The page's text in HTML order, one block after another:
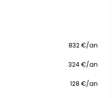
832 €/an
324 €/an
128 €/an